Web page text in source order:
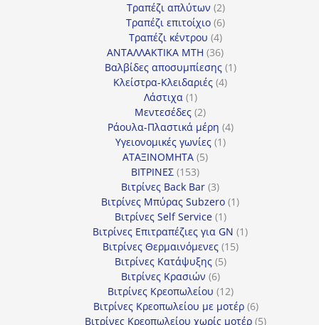
προϊόντα
Τραπέζι απλύτων 22
προϊόντα
Τραπέζι επιτοίχιο 66
προϊόντα
Τραπέζι κέντρου 44
προϊόντα
ΑΝΤΑΛΛΑΚΤΙΚΑ MTH 3636
προϊόντα
Βαλβίδες αποσυμπίεσης 11
Κλείστρα-Κλειδαριές 44
Λάστιχα 11
προϊόν
Μεντεσέδες 22
προϊόντα
Ράουλα-Πλαστικά μέρη 44
Υγειονομικές γωνίες 11
ΑΤΑΞΙΝΟΜΗΤΑ 55
ΒΙΤΡΙΝΕΣ 153153
προϊόντα
Βιτρίνες Back Bar 33
προϊόντα
Βιτρίνες Mπύρας Subzero 11
Βιτρίνες Self Service 11
προϊόν
Βιτρίνες Επιτραπέζιες για GN 11
Βιτρίνες Θερμαινόμενες 1515
Βιτρίνες Κατάψυξης 55
Βιτρίνες Κρασιών 66
προϊόντα
Βιτρίνες Κρεοπωλείου 1212
προϊόντα
Βιτρίνες Κρεοπωλείου με μοτέρ 66
προϊόντα
Βιτρίνες Κρεοπωλείου χωρίς μοτέρ 55